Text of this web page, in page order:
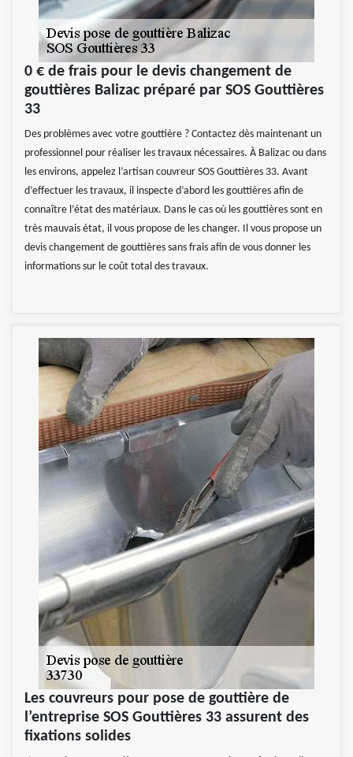
0 € de frais pour le devis changement de
gouttières Balizac préparé par SOS Gouttières
33
Des problèmes avec votre gouttière ? Contactez dès maintenant un
professionnel pour réaliser les travaux nécessaires. À Balizac ou dans
les environs, appelez l’artisan couvreur SOS Gouttières 33. Avant
d’effectuer les travaux, il inspecte d’abord les gouttières afin de
connaître l’état des matériaux. Dans le cas où les gouttières sont en
très mauvais état, il vous propose de les changer. Il vous propose un
devis changement de gouttières sans frais afin de vous donner les
informations sur le coût total des travaux.
Les couvreurs pour pose de gouttière de
l’entreprise SOS Gouttières 33 assurent des
fixations solides